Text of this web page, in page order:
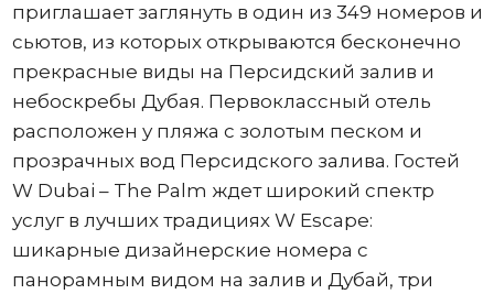
приглашает заглянуть в один из 349 номеров и
сьютов, из которых открываются бесконечно
прекрасные виды на Персидский залив и
небоскребы Дубая. Первоклассный отель
расположен у пляжа с золотым песком и
прозрачных вод Персидского залива. Гостей
W Dubai – The Palm ждет широкий спектр
услуг в лучших традициях W Escape:
шикарные дизайнерские номера с
панорамным видом на залив и Дубай, три